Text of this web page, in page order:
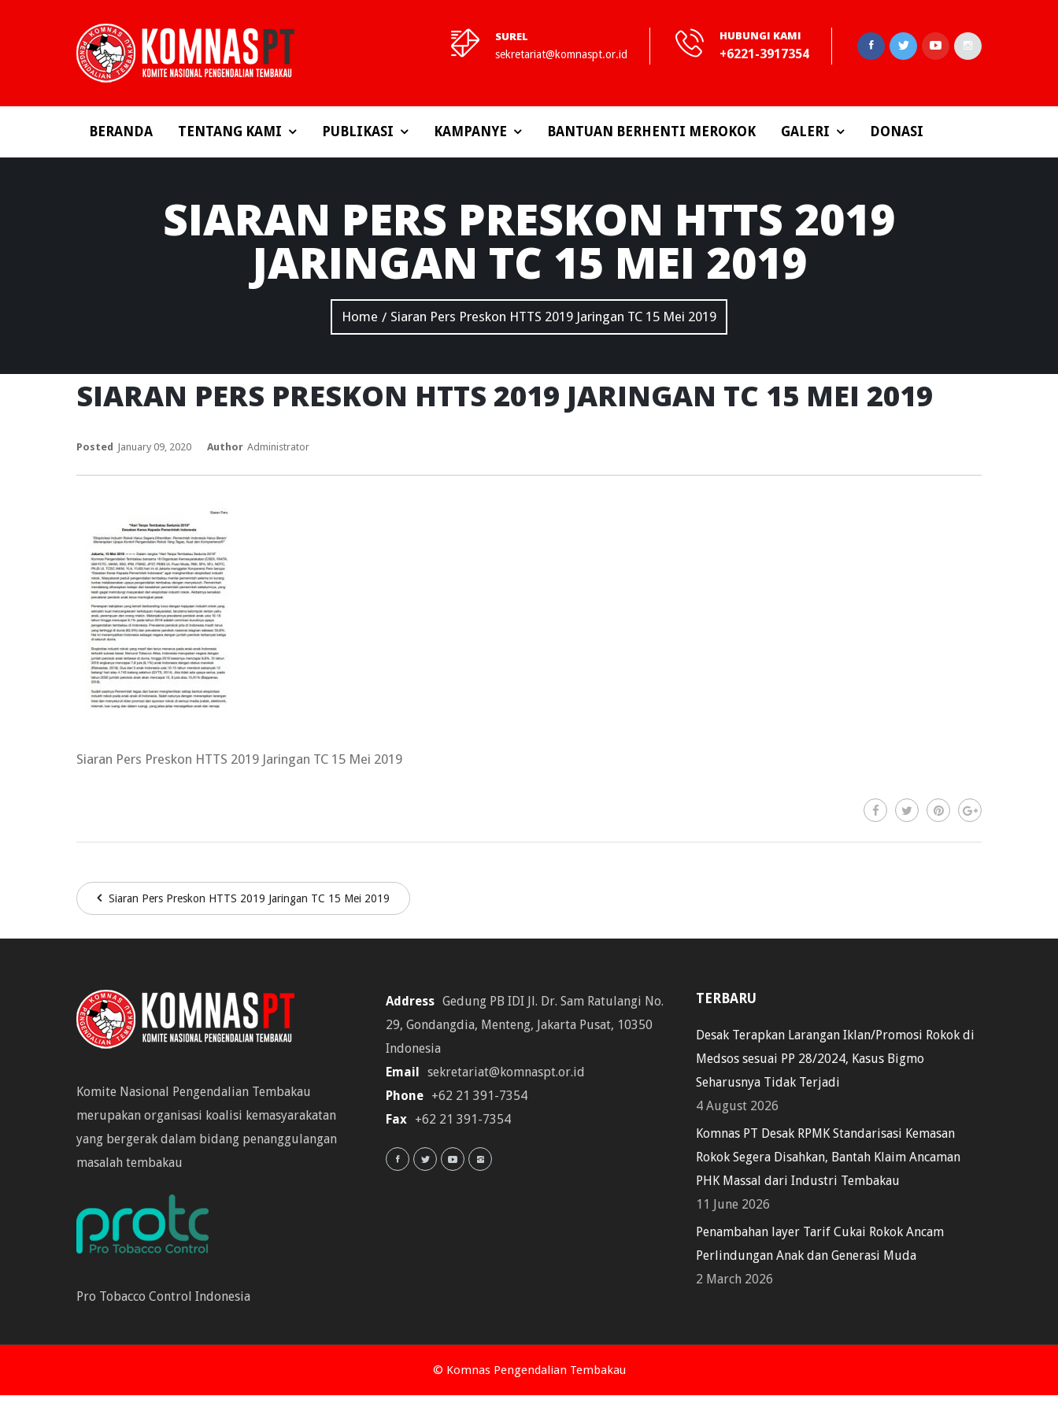
SUREL
sekretariat@komnaspt.or.id
HUBUNGI KAMI
+6221-3917354
BERANDA TENTANG KAMI PUBLIKASI KAMPANYE BANTUAN BERHENTI MEROKOK GALERI DONASI
SIARAN PERS PRESKON HTTS 2019
JARINGAN TC 15 MEI 2019
Home / Siaran Pers Preskon HTTS 2019 Jaringan TC 15 Mei 2019
SIARAN PERS PRESKON HTTS 2019 JARINGAN TC 15 MEI 2019
Posted January 09, 2020 Author Administrator
Siaran Pers Preskon HTTS 2019 Jaringan TC 15 Mei 2019
Siaran Pers Preskon HTTS 2019 Jaringan TC 15 Mei 2019
Komite Nasional Pengendalian Tembakau
merupakan organisasi koalisi kemasyarakatan
yang bergerak dalam bidang penanggulangan
masalah tembakau
Pro Tobacco Control Indonesia
Address Gedung PB IDI Jl. Dr. Sam Ratulangi No.
29, Gondangdia, Menteng, Jakarta Pusat, 10350
Indonesia
Email
sekretariat@komnaspt.or.id
Phone +62 21 391-7354
Fax +62 21 391-7354
TERBARU
Desak Terapkan Larangan Iklan/Promosi Rokok di
Medsos sesuai PP 28/2024, Kasus Bigmo
Seharusnya Tidak Terjadi
4 August 2026
Komnas PT Desak RPMK Standarisasi Kemasan
Rokok Segera Disahkan, Bantah Klaim Ancaman
PHK Massal dari Industri Tembakau
11 June 2026
Penambahan layer Tarif Cukai Rokok Ancam
Perlindungan Anak dan Generasi Muda
2 March 2026
© Komnas Pengendalian Tembakau